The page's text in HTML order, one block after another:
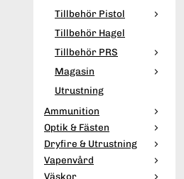
Tillbehör Pistol
Tillbehör Hagel
Tillbehör PRS
Magasin
Utrustning
Ammunition
Optik & Fästen
Dryfire & Utrustning
Vapenvård
Väskor